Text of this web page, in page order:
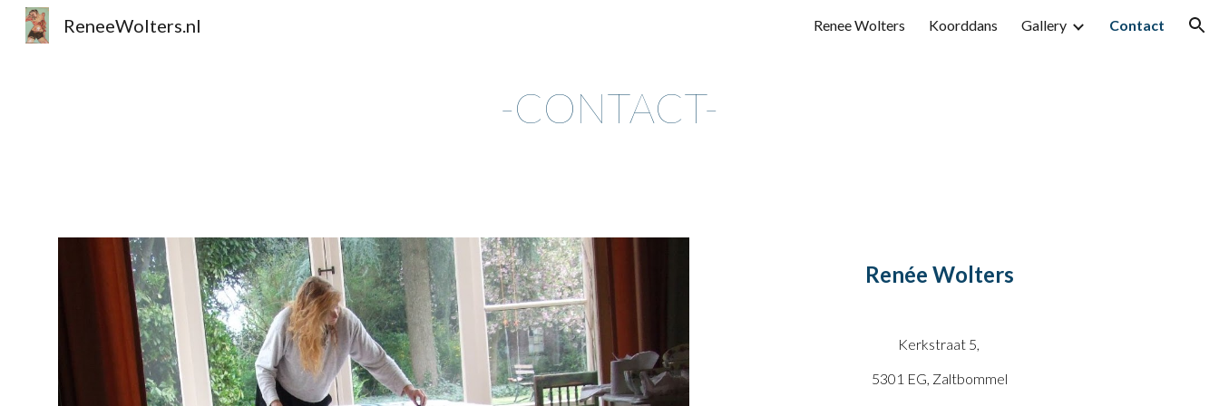
Skip to navigation
ReneeWolters.nl Renee Wolters Koorddans Gallery Contact
-CONTACT-
Renée Wolters
Kerkstraat 5,
5301 EG, Zaltbommel